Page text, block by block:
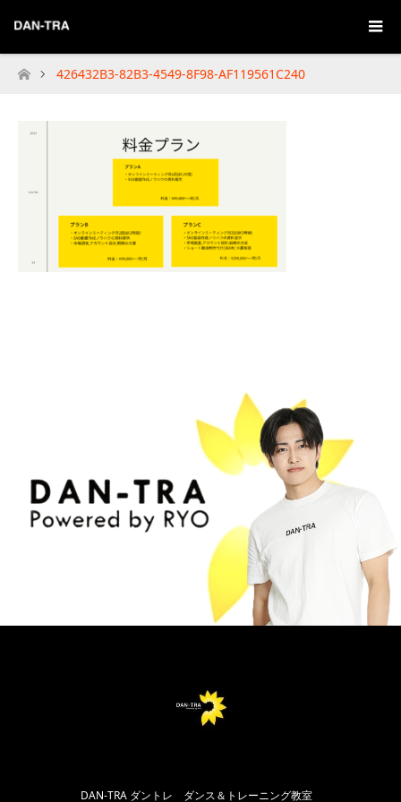
Home
426432B3-82B3-4549-8F98-AF119561C240
DAN-TRA ダントレ ダンス＆トレーニング教室